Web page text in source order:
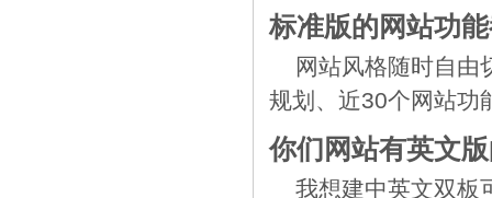
标准版的网站功
网站风格随时自由
规划、近30个网站功
你们网站有英文
我想建中英文双板